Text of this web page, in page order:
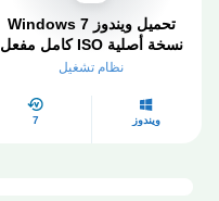
تحميل ويندوز Windows 7
نسخة أصلية ISO كامل مفعل
2026
نظام تشغيل
ويندوز 7